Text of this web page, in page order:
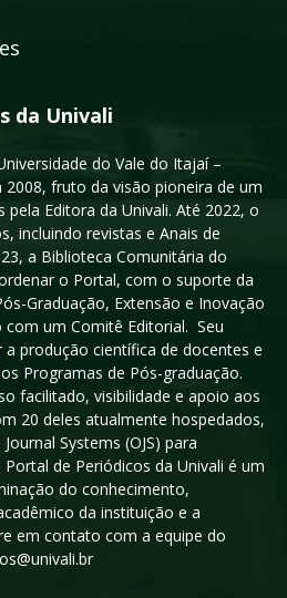
da Univali
do Vale do Itajaí –
fruto da visão pioneira de um
Editora da Univali. Até 2022, o
incluindo revistas e Anais de
a Biblioteca Comunitária do
o Portal, com o suporte da
Graduação, Extensão e Inovação
com um Comitê Editorial. Seu
produção científica de docentes e
Programas de Pós-graduação.
facilitado, visibilidade e apoio aos
20 deles atualmente hospedados,
Systems (OJS) para
de Periódicos da Univali é um
do conhecimento,
da instituição e a
em contato com a equipe do